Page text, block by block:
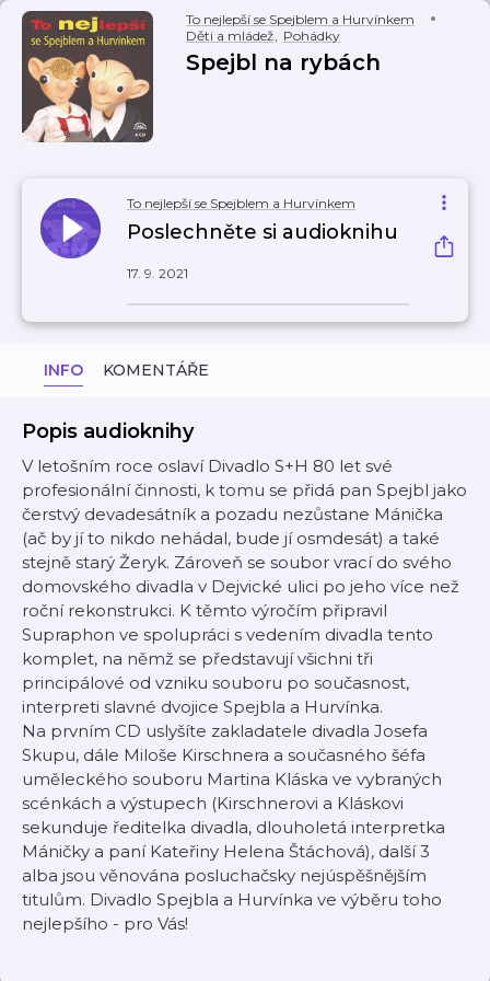
To nejlepší se Spejblem a Hurvínkem
Děti a mládež, Pohádky
Spejbl na rybách
To nejlepší se Spejblem a Hurvínkem
Poslechněte si audioknihu
17. 9. 2021
INFO KOMENTÁŘE
Popis audioknihy
V letošním roce oslaví Divadlo S+H 80 let své
profesionální činnosti, k tomu se přidá pan Spejbl jako
čerstvý devadesátník a pozadu nezůstane Mánička
(ač by jí to nikdo nehádal, bude jí osmdesát) a také
stejně starý Žeryk. Zároveň se soubor vrací do svého
domovského divadla v Dejvické ulici po jeho více než
roční rekonstrukci. K těmto výročím připravil
Supraphon ve spolupráci s vedením divadla tento
komplet, na němž se představují všichni tři
principálové od vzniku souboru po současnost,
interpreti slavné dvojice Spejbla a Hurvínka.
Na prvním CD uslyšíte zakladatele divadla Josefa
Skupu, dále Miloše Kirschnera a současného šéfa
uměleckého souboru Martina Kláska ve vybraných
scénkách a výstupech (Kirschnerovi a Kláskovi
sekunduje ředitelka divadla, dlouholetá interpretka
Máničky a paní Kateřiny Helena Štáchová), další 3
alba jsou věnována posluchačsky nejúspěšnějším
titulům. Divadlo Spejbla a Hurvínka ve výběru toho
nejlepšího - pro Vás!